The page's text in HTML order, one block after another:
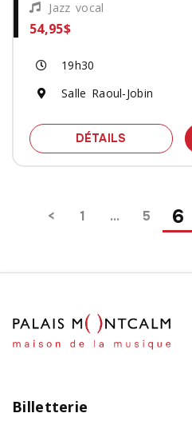
Jazz vocal
54,95$
19h30
Salle Raoul-Jobin
DÉTAILS
Pagination
1 … 5 6
Billetterie